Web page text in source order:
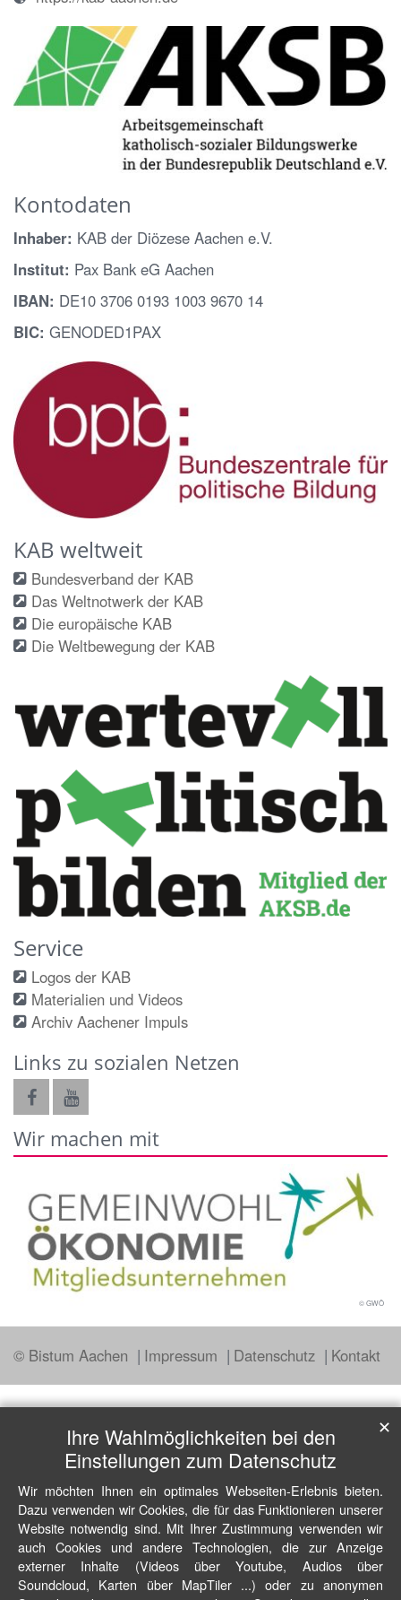
Kontodaten
Inhaber: KAB der Diözese Aachen e.V.
Institut: Pax Bank eG Aachen
IBAN: DE10 3706 0193 1003 9670 14
BIC: GENODED1PAX
KAB weltweit
Bundesverband der KAB
Das Weltnotwerk der KAB
Die europäische KAB
Die Weltbewegung der KAB
Service
Logos der KAB
Materialien und Videos
Archiv Aachener Impuls
Links zu sozialen Netzen
Wir machen mit
© GWÖ
© Bistum Aachen Impressum Datenschutz Kontakt
Ihre Wahlmöglichkeiten bei den
Einstellungen zum Datenschutz
Wir möchten Ihnen ein optimales Webseiten-Erlebnis bieten.
Dazu verwenden wir Cookies, die für das Funktionieren unserer
Website notwendig sind. Mit Ihrer Zustimmung verwenden wir
auch Cookies und andere Technologien, die zur Anzeige
externer Inhalte (Videos über Youtube, Audios über
Soundcloud, Karten über MapTiler ...) oder zu anonymen
✕